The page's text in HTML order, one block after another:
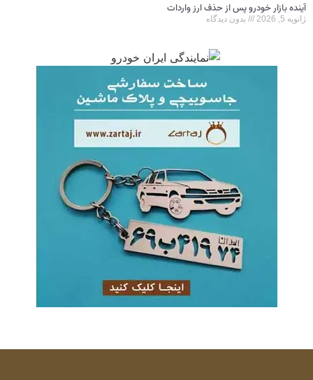
آینده بازار خودرو پس از حذف ارز واردات
ژانویه 5, 2026 بدون دیدگاه